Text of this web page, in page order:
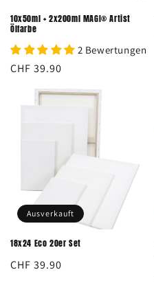
:
10x50ml + 2x200ml MAGI® Artist
Ölfarbe
2 Bewertungen
Normaler
CHF 39.90
Ausverkauft
18x24 Eco 20er Set
Normaler
CHF 39.90